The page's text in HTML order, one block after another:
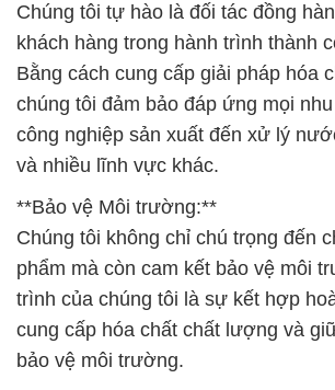
Chúng tôi tự hào là đối tác đồng
khách hàng trong hành trình thành
Bằng cách cung cấp giải pháp hóa
chúng tôi đảm bảo đáp ứng mọi
công nghiệp sản xuất đến xử lý
và nhiều lĩnh vực khác.
**Bảo vệ Môi trường:**
Chúng tôi không chỉ chú trọng đến
phẩm mà còn cam kết bảo vệ môi
trình của chúng tôi là sự kết hợp
cung cấp hóa chất chất lượng và
bảo vệ môi trường.